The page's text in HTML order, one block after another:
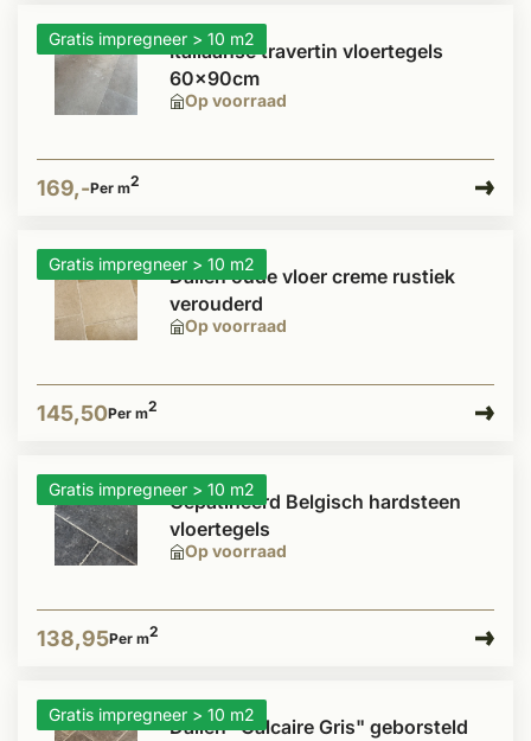
Gratis impregneer > 10 m2
Op voorraad
Italiaanse travertin vloertegels
60x90cm
169,-Per m2
Gratis impregneer > 10 m2
Op voorraad
Dallen oude vloer creme rustiek
verouderd
145,50Per m2
Gratis impregneer > 10 m2
Op voorraad
Gepatineerd Belgisch hardsteen
vloertegels
138,95Per m2
Gratis impregneer > 10 m2
Dallen "Calcaire Gris" geborsteld